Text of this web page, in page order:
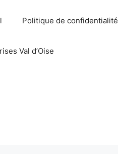
Politique de confidentialité
Val d’Oise